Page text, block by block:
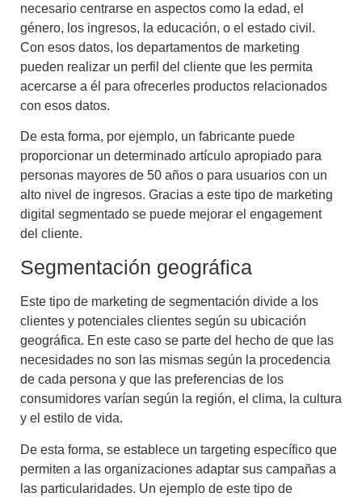
necesario centrarse en aspectos como la edad, el
género, los ingresos, la educación, o el estado civil.
Con esos datos, los departamentos de marketing
pueden realizar un perfil del cliente que les permita
acercarse a él para ofrecerles productos relacionados
con esos datos.
De esta forma, por ejemplo, un fabricante puede
proporcionar un determinado artículo apropiado para
personas mayores de 50 años o para usuarios con un
alto nivel de ingresos. Gracias a este tipo de marketing
digital segmentado se puede mejorar el engagement
del cliente.
Segmentación geográfica
Este tipo de marketing de segmentación divide a los
clientes y potenciales clientes según su ubicación
geográfica. En este caso se parte del hecho de que las
necesidades no son las mismas según la procedencia
de cada persona y que las preferencias de los
consumidores varían según la región, el clima, la cultura
y el estilo de vida.
De esta forma, se establece un targeting específico que
permiten a las organizaciones adaptar sus campañas a
las particularidades. Un ejemplo de este tipo de